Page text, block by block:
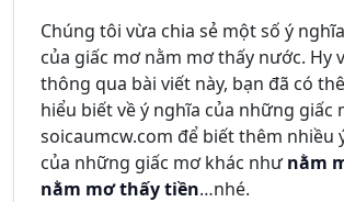
Chúng tôi vừa chia sẻ một số ý
của giấc mơ nằm mơ thấy nước. Hy
thông qua bài viết này, bạn đã có
hiểu biết về ý nghĩa của những giấc
soicaumcw.com để biết thêm nhiều
của những giấc mơ khác nhưnằm
nằm mơ thấy tiền…nhé.